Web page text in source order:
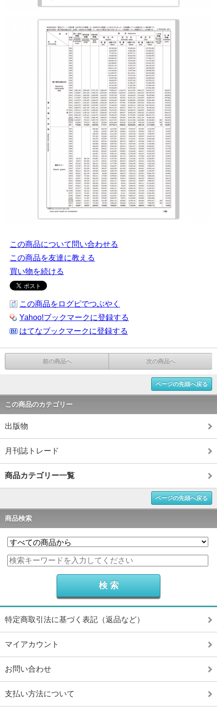
この商品について問い合わせる
この商品を友達に教える
買い物を続ける
この商品をログピでつぶやく
Yahoo!ブックマークに登録する
はてなブックマークに登録する
前の商品へ 次の商品へ
ページの先頭へ戻る
この商品のカテゴリー
出版物
月刊誌トレード
商品カテゴリー一覧
ページの先頭へ戻る
商品検索
特定商取引法に基づく表記（返品など）
マイアカウント
お問い合わせ
支払い方法について